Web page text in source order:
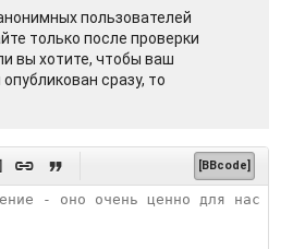
пользователей
только после проверки
вы хотите, чтобы ваш
сразу, то
  [BBcode]